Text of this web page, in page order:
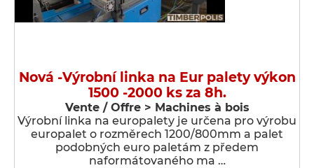
Nová -Výrobní linka na Eur palety výkon
1500 -2000 ks za 8h.
Vente / Offre > Machines à bois
Výrobní linka na europalety je určena pro výrobu
europalet o rozměrech 1200/800mm a palet
podobných euro paletám z předem
naformátovaného ma …